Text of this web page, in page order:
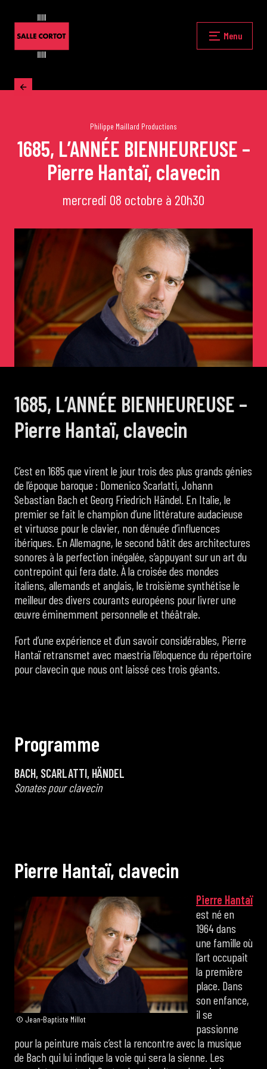
Fermer
Accueil
La programmation
Les grands concerts
Les Rencontres Musicales
de Cortot
Concerts de midi et demi
Scolaires / Pass Culture
Piano Solo Jazz
L’événementiel
Les contacts
Menu
Philippe Maillard Productions
1685, L’ANNÉE BIENHEUREUSE –
Pierre Hantaï, clavecin
mercredi 08 octobre à 20h30
1685, L’ANNÉE BIENHEUREUSE –
Pierre Hantaï, clavecin
C’est en 1685 que virent le jour trois des plus grands génies
de l’époque baroque : Domenico Scarlatti, Johann
Sebastian Bach et Georg Friedrich Händel. En Italie, le
premier se fait le champion d’une littérature audacieuse
et virtuose pour le clavier, non dénuée d’influences
ibériques. En Allemagne, le second bâtit des architectures
sonores à la perfection inégalée, s’appuyant sur un art du
contrepoint qui fera date. À la croisée des mondes
italiens, allemands et anglais, le troisième synthétise le
meilleur des divers courants européens pour livrer une
œuvre éminemment personnelle et théâtrale.
Fort d’une expérience et d’un savoir considérables, Pierre
Hantaï retransmet avec maestria l’éloquence du répertoire
pour clavecin que nous ont laissé ces trois géants.
Programme
BACH, SCARLATTI, HÄNDEL
Sonates pour clavecin
Pierre Hantaï, clavecin
© Jean-Baptiste Millot
Pierre Hantaï
est né en
1964 dans
une famille où
l’art occupait
la première
place. Dans
son enfance,
il se
passionne
pour la peinture mais c’est la rencontre avec la musique
de Bach qui lui indique la voie qui sera la sienne. Les